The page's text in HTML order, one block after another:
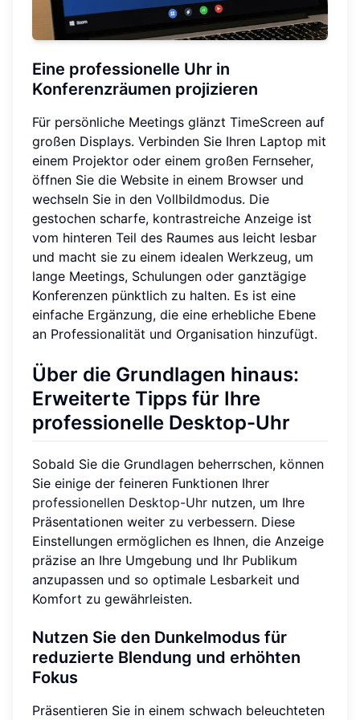
Eine professionelle Uhr in
Konferenzräumen projizieren
Für persönliche Meetings glänzt TimeScreen auf
großen Displays. Verbinden Sie Ihren Laptop mit
einem Projektor oder einem großen Fernseher,
öffnen Sie die Website in einem Browser und
wechseln Sie in den Vollbildmodus. Die
gestochen scharfe, kontrastreiche Anzeige ist
vom hinteren Teil des Raumes aus leicht lesbar
und macht sie zu einem idealen Werkzeug, um
lange Meetings, Schulungen oder ganztägige
Konferenzen pünktlich zu halten. Es ist eine
einfache Ergänzung, die eine erhebliche Ebene
an Professionalität und Organisation hinzufügt.
Über die Grundlagen hinaus:
Erweiterte Tipps für Ihre
professionelle Desktop-Uhr
Sobald Sie die Grundlagen beherrschen, können
Sie einige der feineren Funktionen Ihrer
professionellen Desktop-Uhr nutzen, um Ihre
Präsentationen weiter zu verbessern. Diese
Einstellungen ermöglichen es Ihnen, die Anzeige
präzise an Ihre Umgebung und Ihr Publikum
anzupassen und so optimale Lesbarkeit und
Komfort zu gewährleisten.
Nutzen Sie den Dunkelmodus für
reduzierte Blendung und erhöhten
Fokus
Präsentieren Sie in einem schwach beleuchteten